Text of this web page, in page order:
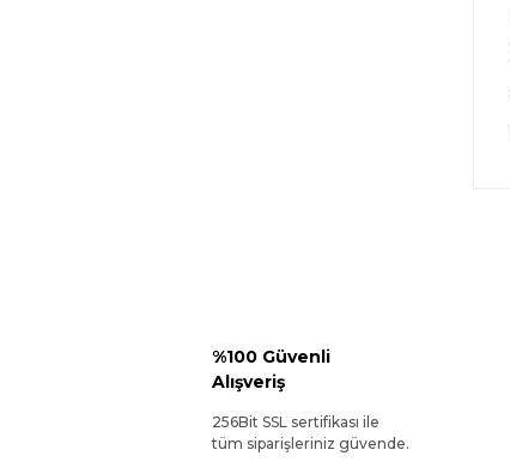
%100 Güvenli
Alışveriş
256Bit SSL sertifikası ile
tüm siparişleriniz güvende.